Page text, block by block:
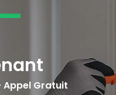
Gratuit